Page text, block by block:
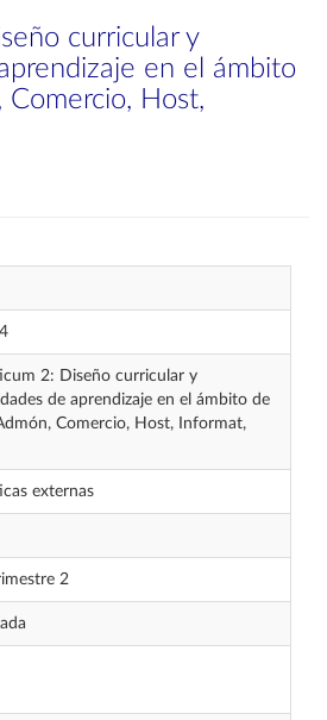
curricular y
en el ámbito
Comercio, Host,
2: Diseño curricular y
de aprendizaje en el ámbito de
Comercio, Host, Informat,
externas
2